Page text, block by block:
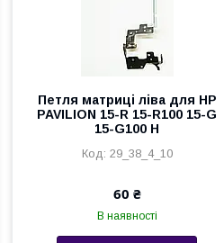
Петля матриці ліва для HP
PAVILION 15-R 15-R100 15-G
15-G100 H
29_38_4_10
60 ₴
В наявності